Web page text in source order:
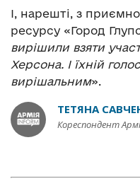
І, нарешті, з
ресурсу «Город
вирішили взяти
Херсона. І їхній
вирішальним».
ТЕТЯНА
Кореспондент